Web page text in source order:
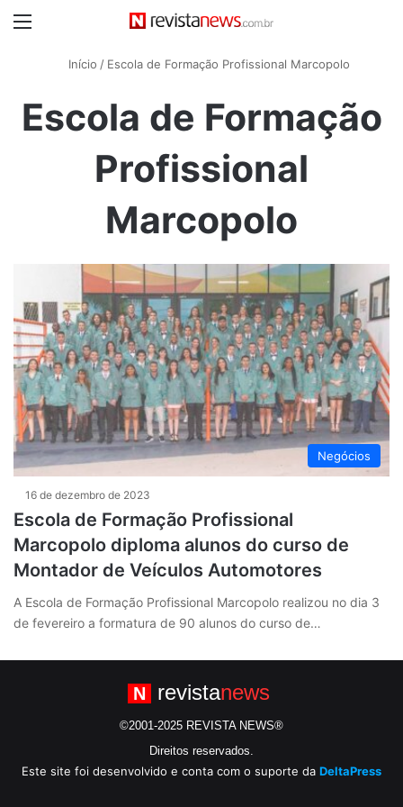
Início / Escola de Formação Profissional Marcopolo
Escola de Formação
Profissional
Marcopolo
Negócios
16 de dezembro de 2023
Escola de Formação Profissional
Marcopolo diploma alunos do curso de
Montador de Veículos Automotores
A Escola de Formação Profissional Marcopolo realizou no dia 3
de fevereiro a formatura de 90 alunos do curso de…
N revistanews
©2001-2025 REVISTA NEWS®
Direitos reservados.
Este site foi desenvolvido e conta com o suporte da DeltaPress